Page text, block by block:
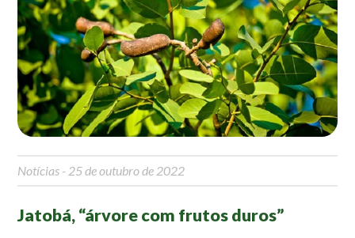
Mapa Ilustrado
Fauna e Flora
Aranhas
Anta
Palmeira Juçara
Borboletas
Liquens
Notícias - 25 de outubro de 2022
Jatobá, “árvore com frutos duros”